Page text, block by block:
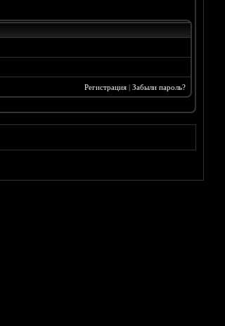
Регистрация| Забыли пароль?